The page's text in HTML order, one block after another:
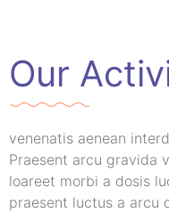
Our
venenatis aenean
Praesent arcu gravida
loareet morbi a dosis
praesent luctus a arcu